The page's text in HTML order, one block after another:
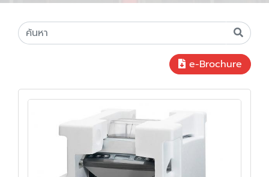
e-Brochure